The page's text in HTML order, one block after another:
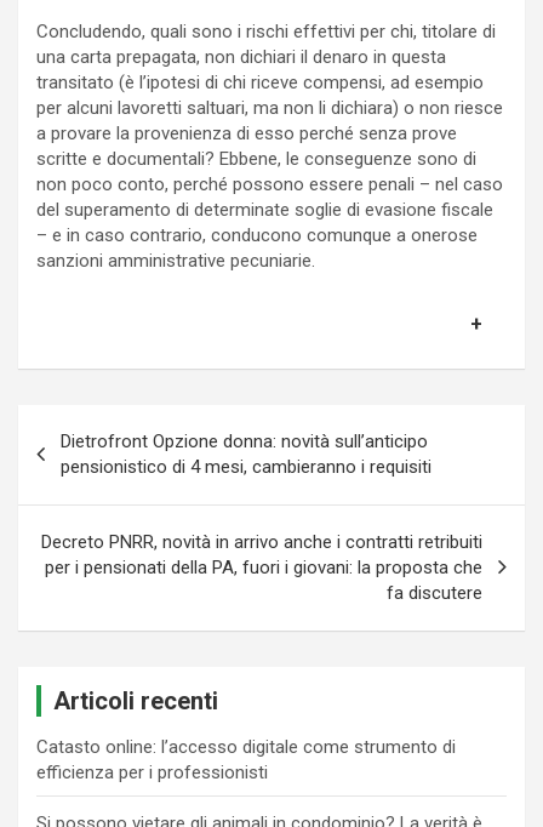
Concludendo, quali sono i rischi effettivi per chi, titolare di
una carta prepagata, non dichiari il denaro in questa
transitato (è l’ipotesi di chi riceve compensi, ad esempio
per alcuni lavoretti saltuari, ma non li dichiara) o non riesce
a provare la provenienza di esso perché senza prove
scritte e documentali? Ebbene, le conseguenze sono di
non poco conto, perché possono essere penali – nel caso
del superamento di determinate soglie di evasione fiscale
– e in caso contrario, conducono comunque a onerose
sanzioni amministrative pecuniarie.
articoli
Dietrofront Opzione donna: novità sull’anticipo
pensionistico di 4 mesi, cambieranno i requisiti
Decreto PNRR, novità in arrivo anche i contratti retribuiti
per i pensionati della PA, fuori i giovani: la proposta che
fa discutere
Articoli recenti
Catasto online: l’accesso digitale come strumento di
efficienza per i professionisti